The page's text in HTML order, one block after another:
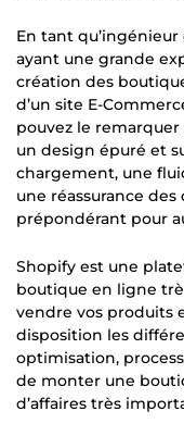
En tant
ayant une grande
création des
d’un site E-
pouvez le
un design épuré et
chargement, une
une réassurance
prépondérant pour
Shopify est une
boutique en ligne
vendre vos produits
disposition les
optimisation,
de monter une
d’affaires très